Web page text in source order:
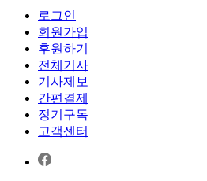
로그인
회원가입
후원하기
전체기사
기사제보
간편결제
정기구독
고객센터